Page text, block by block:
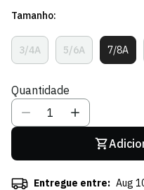
venda
Tamanho:
3/4AVariante
Esgotada
Indisponível
5/6AVariante
Esgotada
7/8A
Quantidade
Entregue entre: Aug